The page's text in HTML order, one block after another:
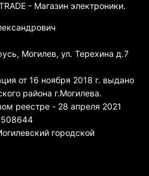
- Магазин электроники.
Могилев, ул. Терехина д.7
от 16 ноября 2018 г. выдано
района г.Могилева.
реестре - 28 апреля 2021
508644
городской